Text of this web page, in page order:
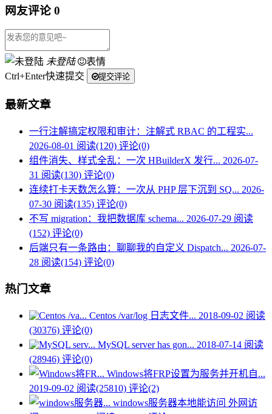
网友评论 0
未登陆
表情
Ctrl+Enter快速提交
提交评论
最新文章
一行注解搞定权限和审计：注解式 RBAC 的工程实...
2026-08-01 阅读(120) 评论(0)
组件消失、样式全乱：一次 HBuilderX 发行... 2026-07-
31 阅读(130) 评论(0)
连续打卡天数怎么算：一次从 PHP 层下沉到 SQ... 2026-
07-30 阅读(135) 评论(0)
不写 migration：我把数据库 schema... 2026-07-29 阅读
(152) 评论(0)
后端只有一条路由：聊聊我的自定义 Dispatch... 2026-07-
28 阅读(154) 评论(0)
热门文章
Centos /var/log 日志文件... 2018-09-02 阅读
(30376) 评论(0)
MySQL server has gon... 2018-07-14 阅读
(28946) 评论(0)
Windows将FRP设置为服务并开机自...
2019-09-02 阅读(25810) 评论(2)
windows服务器本地能访问 外网访